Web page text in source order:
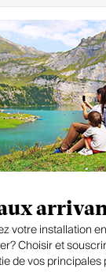
votre installation
Choisir et
de vos